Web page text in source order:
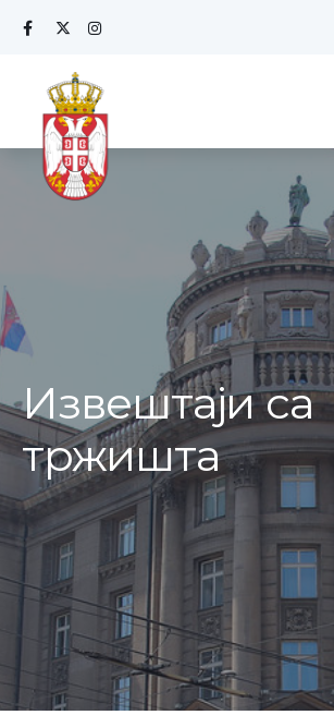
Извештаји са
тржишта